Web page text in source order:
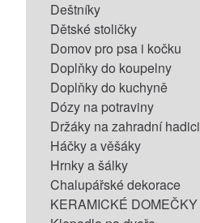
Deštníky
Dětské stoličky
Domov pro psa i kočku
Doplňky do koupelny
Doplňky do kuchyně
Dózy na potraviny
Držáky na zahradní hadici
Háčky a věšáky
Hrnky a šálky
Chalupářské dekorace
KERAMICKÉ DOMEČKY